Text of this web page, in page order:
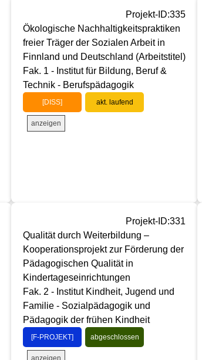
Projekt-ID:335
Ökologische Nachhaltigkeitspraktiken
freier Träger der Sozialen Arbeit in
Finnland und Deutschland (Arbeitstitel)
Fak. 1 - Institut für Bildung, Beruf &
Technik - Berufspädagogik
[DISS] akt. laufend
anzeigen
Projekt-ID:331
Qualität durch Weiterbildung –
Kooperationsprojekt zur Förderung der
Pädagogischen Qualität in
Kindertageseinrichtungen
Fak. 2 - Institut Kindheit, Jugend und
Familie - Sozialpädagogik und
Pädagogik der frühen Kindheit
[F-PROJEKT] abgeschlossen
anzeigen